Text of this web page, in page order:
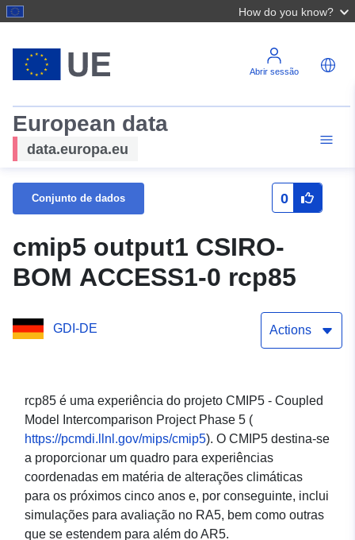
How do you know?
Abrir sessão
European data
data.europa.eu
Conjunto de dados 0
cmip5 output1 CSIRO-
BOM ACCESS1-0 rcp85
GDI-DE Actions
rcp85 é uma experiência do projeto CMIP5 - Coupled
Model Intercomparison Project Phase 5 (
https://pcmdi.llnl.gov/mips/cmip5). O CMIP5 destina-se
a proporcionar um quadro para experiências
coordenadas em matéria de alterações climáticas
para os próximos cinco anos e, por conseguinte, inclui
simulações para avaliação no RA5, bem como outras
que se estendem para além do AR5.